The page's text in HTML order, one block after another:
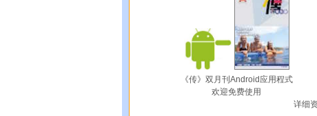
《传》双月刊Android应用程式
欢迎免费使用
详细